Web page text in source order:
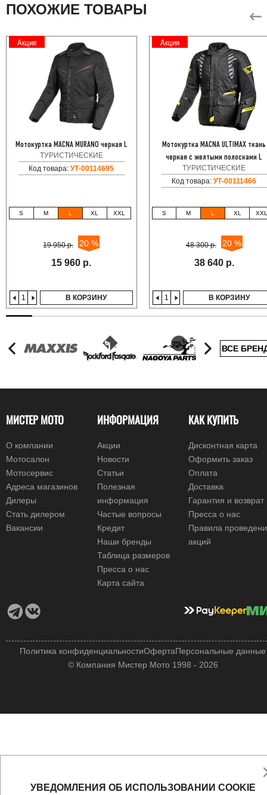
ПОХОЖИЕ ТОВАРЫ
Акция
Мотокуртка MACNA MURANO черная L
ТУРИСТИЧЕСКИЕ
Код товара:УТ-00114695
S M L XL XXL
19 950 р. 20 %
15 960 р.
В КОРЗИНУ
Акция
Мотокуртка MACNA ULTIMAX ткань
черная с желтыми полосками L
ТУРИСТИЧЕСКИЕ
Код товара:УТ-00111466
S M L XL XXL
48 300 р. 20 %
38 640 р.
В КОРЗИНУ
ВСЕ
МИСТЕР МОТО
О компании
Мотосалон
Мотосервис
Адреса магазинов
Дилеры
Стать дилером
Вакансии
ИНФОРМАЦИЯ
Акции
Новости
Статьи
Полезная
информация
Частые вопросы
Кредит
Наши бренды
Таблица размеров
Пресса о нас
Карта сайта
КАК КУПИТЬ
Дисконтная карта
Оформить заказ
Оплата
Доставка
Гарантия и возврат
Пресса о нас
Правила
акций
© Компания Мистер Мото 1998 - 2026
Политика конфиденциальностиОфертаПерсональные данные
УВЕДОМЛЕНИЯ ОБ ИСПОЛЬЗОВАНИИ COOKIE